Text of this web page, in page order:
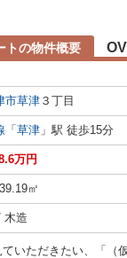
トの物件概要
市草津 ３丁目
「 草津 」駅 徒歩15分
万円
㎡
木造
いただきたい、「（